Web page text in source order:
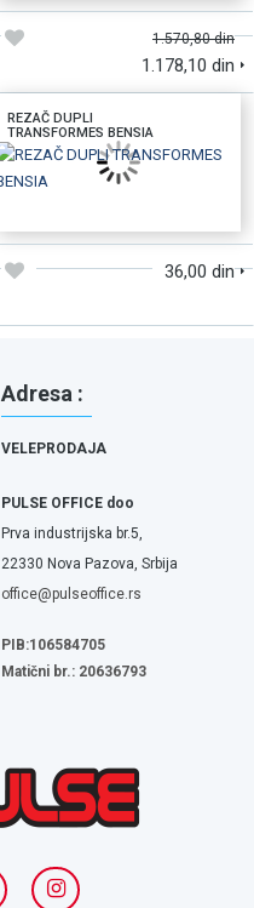
1.570,80 din
1.178,10 din
REZAČ DUPLI
TRANSFORMES BENSIA
36,00 din
Adresa :
VELEPRODAJA
PULSE OFFICE doo
Prva industrijska br.5,
22330 Nova Pazova, Srbija
office@pulseoffice.rs
PIB:106584705
Matični br.: 20636793